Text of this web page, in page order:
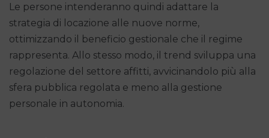
Le persone intenderanno quindi adattare la
strategia di locazione alle nuove norme,
ottimizzando il beneficio gestionale che il regime
rappresenta. Allo stesso modo, il trend sviluppa una
regolazione del settore affitti, avvicinandolo più alla
sfera pubblica regolata e meno alla gestione
personale in autonomia.